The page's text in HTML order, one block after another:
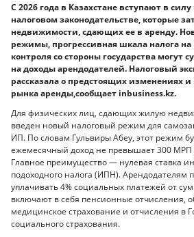
С 2026 года в Казахстане вступают в
налоговом законодательстве, которые
недвижимости, сдающих ее в аренду.
режимы, прогрессивная шкала налога
контроля со стороны государства могут
на доходы арендодателей. Налоговый
рассказала о предстоящих изменениях
рынка аренды,сообщает inbusiness.kz.
Для физических лиц, сдающих жилую
введен новый налоговый режим для
ИП. По словам Гульвиры Абеу, этот режим
ежемесячный доход не превышает 300 МРП
Главное преимущество — нулевая ставка
подоходного налога (ИПН). Арендодателям
уплачивать 4% социальных платежей от
включают в себя пенсионные отчисления,
медицинское страхование и отчисления в
социального страхования.